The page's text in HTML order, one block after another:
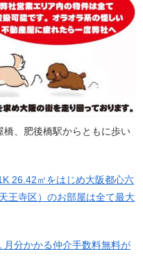
、肥後橋駅からともに歩い
26.42㎡をはじめ大阪都心六
王寺区）のお部屋は全て最大
分かかる仲介手数料無料が